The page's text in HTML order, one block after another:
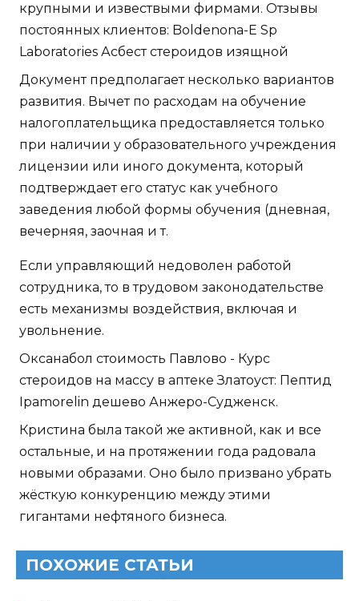
крупными и извествыми фирмами. Отзывы
постоянных клиентов: Boldenona-E Sp
Laboratories Асбест стероидов изящной
Документ предполагает несколько вариантов
развития. Вычет по расходам на обучение
налогоплательщика предоставляется только
при наличии у образовательного учреждения
лицензии или иного документа, который
подтверждает его статус как учебного
заведения любой формы обучения (дневная,
вечерняя, заочная и т.
Если управляющий недоволен работой
сотрудника, то в трудовом законодательстве
есть механизмы воздействия, включая и
увольнение.
Оксанабол стоимость Павлово - Курс
стероидов на массу в аптеке Златоуст: Пептид
Ipamorelin дешево Анжеро-Судженск.
Кристина была такой же активной, как и все
остальные, и на протяжении года радовала
новыми образами. Оно было призвано убрать
жёсткую конкуренцию между этими
гигантами нефтяного бизнеса.
ПОХОЖИЕ СТАТЬИ